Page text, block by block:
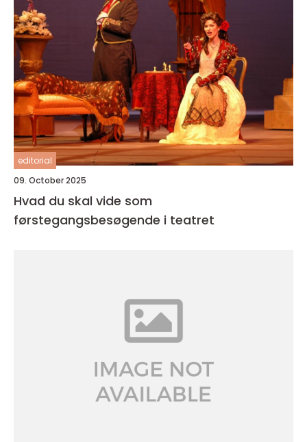
editorial
09. October 2025
Hvad du skal vide som
førstegangsbesøgende i teatret